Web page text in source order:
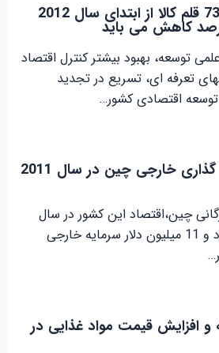
تعرفه های گمرکی 730 قلم کالا از ابتدای سال 2012
توسعه، بهبود بیشتر کنترل اقتصاد
تعرفه ای، تسریع در تجدید
توسعه اقتصادی کشور…
میزان جذب سرمایه گذاری خارجی چین در سال 2011
چین،اقتصاد این کشور در سال
2011 جمعاً 116 میلیارد و 11 میلیون دلار سرمایه خارجی
افزایش قیمت مواد غذایی در